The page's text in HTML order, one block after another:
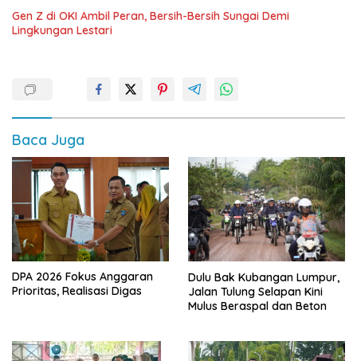
Gen Z di OKI Ambil Peran, Bersih-Bersih Sungai Demi
Lingkungan Lestari
Baca Juga
DPA 2026 Fokus Anggaran
Prioritas, Realisasi Digas
Dulu Bak Kubangan Lumpur,
Jalan Tulung Selapan Kini
Mulus Beraspal dan Beton